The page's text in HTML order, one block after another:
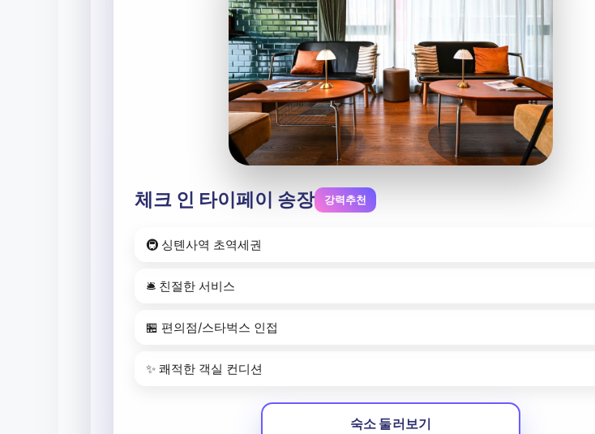
체크 인 타이페이 송장 강력추천
🚇 싱톈사역 초역세권
🛎️ 친절한 서비스
🏪 편의점/스타벅스 인접
✨ 쾌적한 객실 컨디션
숙소 둘러보기